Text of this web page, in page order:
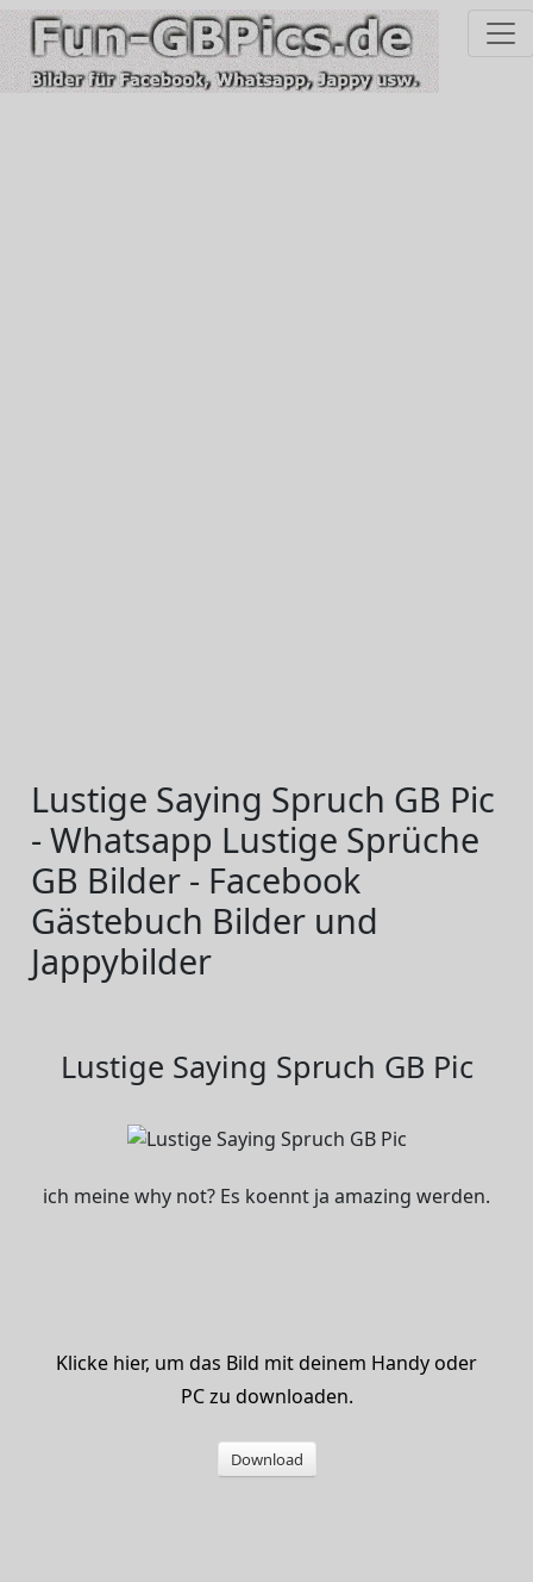
Lustige Saying Spruch GB Pic
- Whatsapp Lustige Sprüche
GB Bilder - Facebook
Gästebuch Bilder und
Jappybilder
Lustige Saying Spruch GB Pic
ich meine why not? Es koennt ja amazing werden.
Klicke hier, um das Bild mit deinem Handy oder
PC zu downloaden.
Download